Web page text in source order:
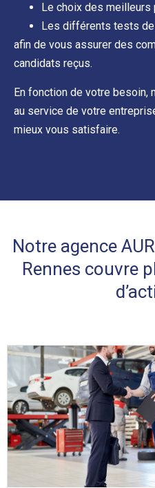
Le choix des meilleurs
Les différents tests
afin de vous assurer des
candidats reçus.
En fonction de votre besoin,
au service de votre
mieux vous satisfaire.
Notre agence
Rennes couvre